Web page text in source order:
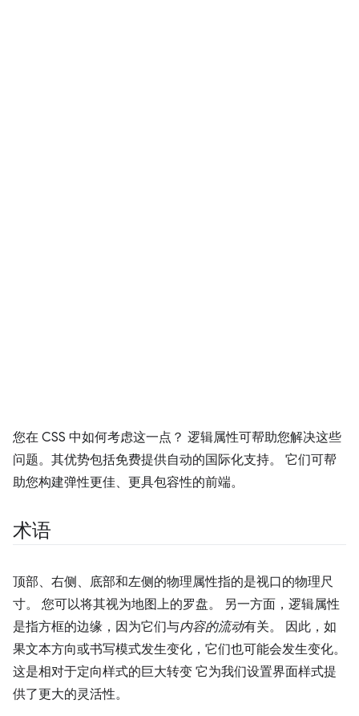
您在 CSS 中如何考虑这一点？ 逻辑属性可帮助您解决这些
问题。其优势包括免费提供自动的国际化支持。 它们可帮
助您构建弹性更佳、更具包容性的前端。
术语
顶部、右侧、底部和左侧的物理属性指的是视口的物理尺
寸。 您可以将其视为地图上的罗盘。 另一方面，逻辑属性
是指方框的边缘，因为它们与内容的流动有关。 因此，如
果文本方向或书写模式发生变化，它们也可能会发生变化。
这是相对于定向样式的巨大转变 它为我们设置界面样式提
供了更大的灵活性。